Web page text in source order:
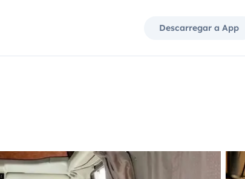
Descarregar a App